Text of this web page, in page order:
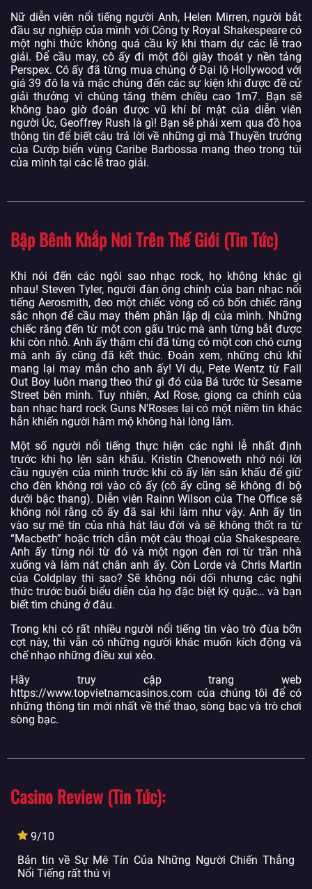
Nữ diễn viên nổi tiếng người Anh, Helen Mirren, người bắt
đầu sự nghiệp của mình với Công ty Royal Shakespeare có
một nghi thức không quá cầu kỳ khi tham dự các lễ trao
giải. Để cầu may, cô ấy đi một đôi giày thoát y nền tảng
Perspex. Cô ấy đã từng mua chúng ở Đại lộ Hollywood với
giá 39 đô la và mặc chúng đến các sự kiện khi được đề cử
giải thưởng vì chúng tăng thêm chiều cao 1m7. Bạn sẽ
không bao giờ đoán được vũ khí bí mật của diễn viên
người Úc, Geoffrey Rush là gì! Bạn sẽ phải xem qua đồ họa
thông tin để biết câu trả lời về những gì mà Thuyền trưởng
của Cướp biển vùng Caribe Barbossa mang theo trong túi
của mình tại các lễ trao giải.
Bập Bênh Khắp Nơi Trên Thế Giới (Tin Tức)
Khi nói đến các ngôi sao nhạc rock, họ không khác gì
nhau! Steven Tyler, người đàn ông chính của ban nhạc nổi
tiếng Aerosmith, đeo một chiếc vòng cổ có bốn chiếc răng
sắc nhọn để cầu may thêm phần lập dị của mình. Những
chiếc răng đến từ một con gấu trúc mà anh từng bắt được
khi còn nhỏ. Anh ấy thậm chí đã từng có một con chó cưng
mà anh ấy cũng đã kết thúc. Đoán xem, những chú khỉ
mang lại may mắn cho anh ấy! Ví dụ, Pete Wentz từ Fall
Out Boy luôn mang theo thứ gì đó của Bá tước từ Sesame
Street bên mình. Tuy nhiên, Axl Rose, giọng ca chính của
ban nhạc hard rock Guns N'Roses lại có một niềm tin khác
hẳn khiến người hâm mộ không hài lòng lắm.
Một số người nổi tiếng thực hiện các nghi lễ nhất định
trước khi họ lên sân khấu. Kristin Chenoweth nhớ nói lời
cầu nguyện của mình trước khi cô ấy lên sân khấu để giữ
cho đèn không rơi vào cô ấy (cô ấy cũng sẽ không đi bộ
dưới bậc thang). Diễn viên Rainn Wilson của The Office sẽ
không nói rằng cô ấy đã sai khi làm như vậy. Anh ấy tin
vào sự mê tín của nhà hát lâu đời và sẽ không thốt ra từ
“Macbeth” hoặc trích dẫn một câu thoại của Shakespeare.
Anh ấy từng nói từ đó và một ngọn đèn rơi từ trần nhà
xuống và làm nát chân anh ấy. Còn Lorde và Chris Martin
của Coldplay thì sao? Sẽ không nói dối nhưng các nghi
thức trước buổi biểu diễn của họ đặc biệt kỳ quặc… và bạn
biết tìm chúng ở đâu.
Trong khi có rất nhiều người nổi tiếng tin vào trò đùa bỡn
cợt này, thì vẫn có những người khác muốn kích động và
chế nhạo những điều xui xẻo.
Hãy truy cập trang web
https://www.topvietnamcasinos.com của chúng tôi để có
những thông tin mới nhất về thể thao, sòng bạc và trò chơi
sòng bạc.
Casino Review (Tin Tức)
9/10
Bản tin về Sự Mê Tín Của Những Người Chiến Thắng
Nổi Tiếng rất thú vị